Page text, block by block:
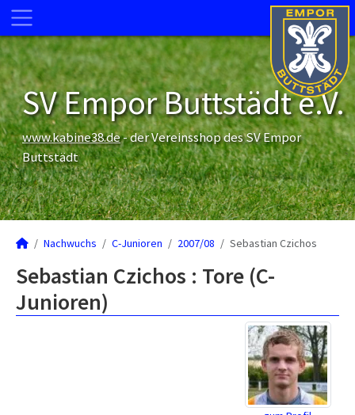
SV Empor Buttstädt e.V.
www.kabine38.de- der Vereinsshop des SV Empor
Buttstädt
Nachwuchs C-Junioren 2007/08 Sebastian Czichos
Sebastian Czichos : Tore (C-
Junioren)